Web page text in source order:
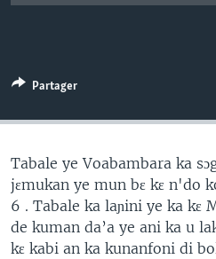
Partager
Tabale ye Voabambara ka
jɛmukan ye mun bɛ kɛ n'do
6 . Tabale ka laɲini ye ka kɛ
de kuman da’a ye ani ka u
kɛ kabi an ka kunanfoni di